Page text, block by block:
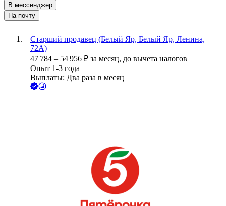
В мессенджер
На почту
Старший продавец (Белый Яр, Белый Яр, Ленина,
72А)
47 784 – 54 956 ₽ за месяц, до вычета налогов
Опыт 1-3 года
Выплаты: Два раза в месяц